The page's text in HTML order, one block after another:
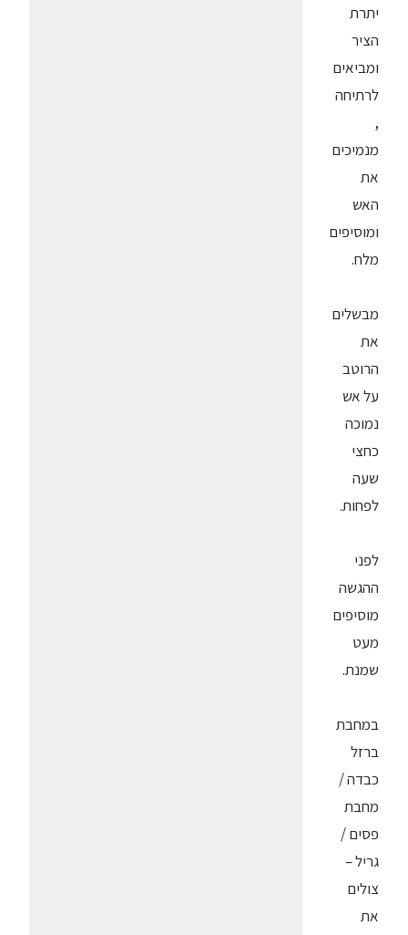
יתרת
הציר
ומביאים
לרתיחה
,
מנמיכים
את
האש
ומוסיפים
מלח.
מבשלים
את
הרוטב
על אש
נמוכה
כחצי
שעה
לפחות.
לפני
ההגשה
מוסיפים
מעט
שמנת.
במחבת
ברזל
כבדה /
מחבת
פסים /
גריל –
צולים
את